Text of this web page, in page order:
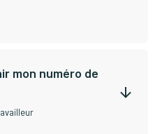
mon numéro de